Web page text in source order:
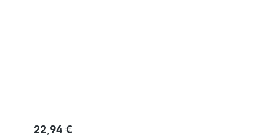
Regulärer Preis:
22,94 €